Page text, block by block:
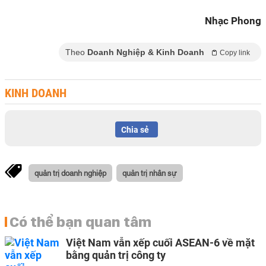
Nhạc Phong
Theo Doanh Nghiệp & Kinh Doanh Copy link
KINH DOANH
Chia sẻ
quản trị doanh nghiệp quản trị nhân sự
Có thể bạn quan tâm
Việt Nam vẫn xếp cuối ASEAN-6 về mặt
bằng quản trị công ty